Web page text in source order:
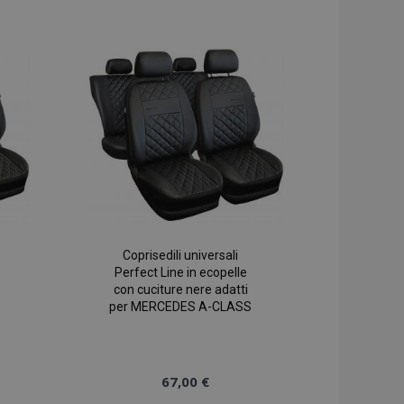
Coprisedili universali
Perfect Line in ecopelle
con cuciture nere adatti
per MERCEDES A-CLASS
67,00 €
navigazione.
facile navigazione.
basate sul
le variabili di
è un numero
in cui viene
il sito, ma un
stato di accesso
facile
i dati di
di
Script.com